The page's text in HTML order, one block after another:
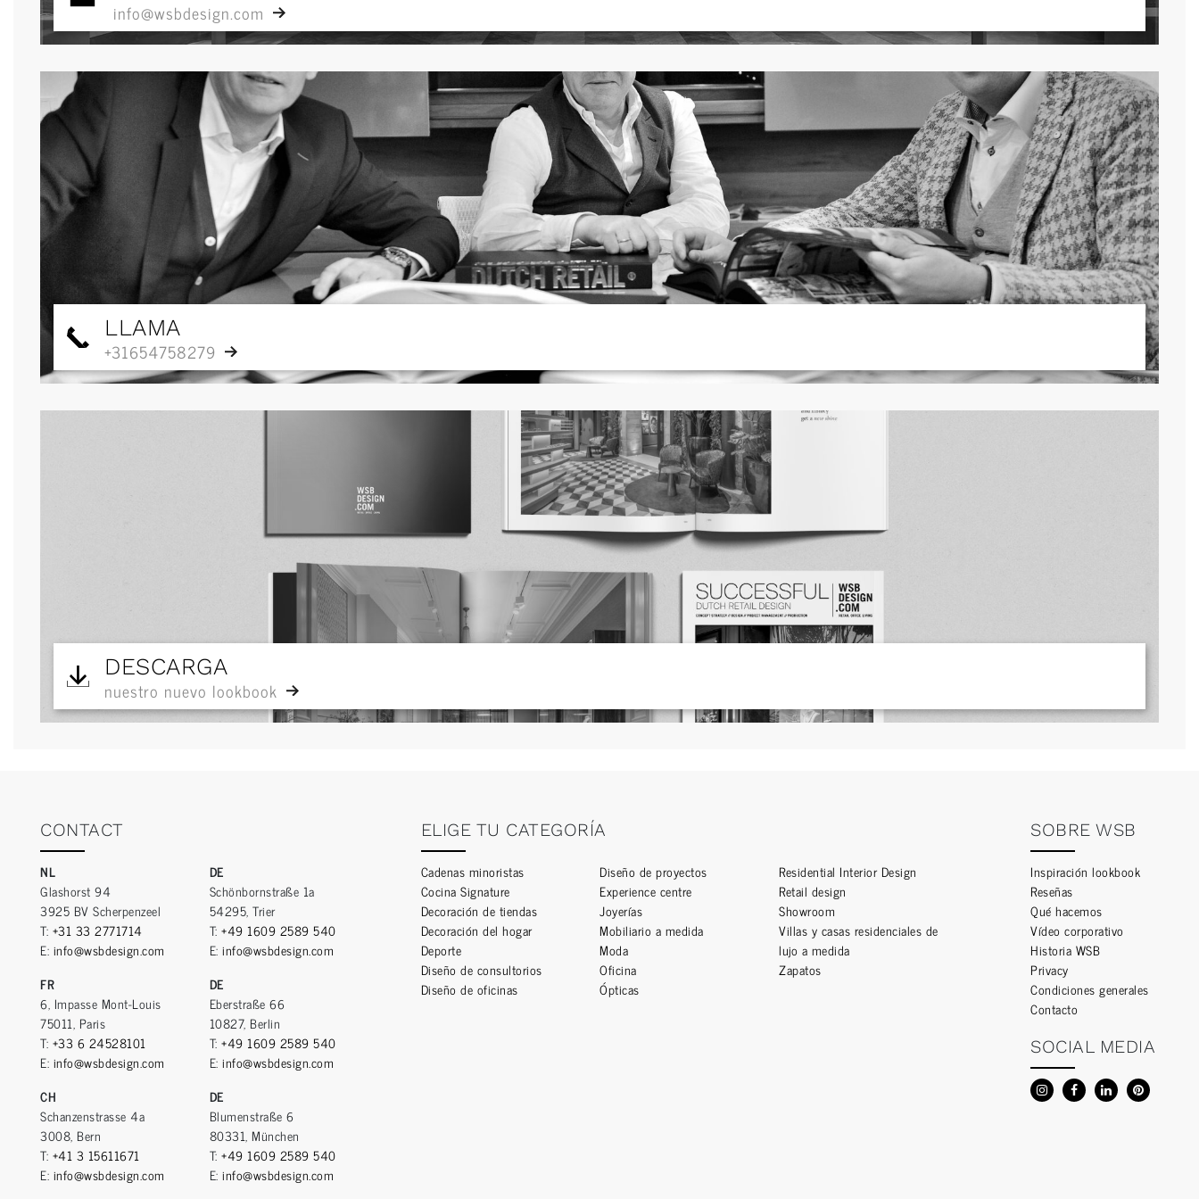
info@wsbdesign.com
LLAMA
+31654758279
DESCARGA
nuestro nuevo lookbook
CONTACT
NL
Glashorst 94
3925 BV Scherpenzeel
T: +31 33 2771714
E: info@wsbdesign.com
FR
6, Impasse Mont-Louis
75011, Paris
T: +33 6 24528101
E: info@wsbdesign.com
CH
Schanzenstrasse 4a
3008, Bern
T: +41 3 15611671
E: info@wsbdesign.com
DE
Schönbornstraße 1a
54295, Trier
T: +49 1609 2589 540
E: info@wsbdesign.com
DE
Eberstraße 66
10827, Berlin
T: +49 1609 2589 540
E: info@wsbdesign.com
DE
Blumenstraße 6
80331, München
T: +49 1609 2589 540
E: info@wsbdesign.com
ELIGE TU CATEGORÍA
Cadenas minoristas
Cocina Signature
Decoración de tiendas
Decoración del hogar
Deporte
Diseño de consultorios
Diseño de oficinas
Diseño de proyectos
Experience centre
Joyerías
Mobiliario a medida
Moda
Oficina
Ópticas
Residential Interior Design
Retail design
Showroom
Villas y casas residenciales de
lujo a medida
Zapatos
SOBRE WSB
Inspiración lookbook
Reseñas
Qué hacemos
Vídeo corporativo
Historia WSB
Privacy
Condiciones generales
Contacto
SOCIAL MEDIA